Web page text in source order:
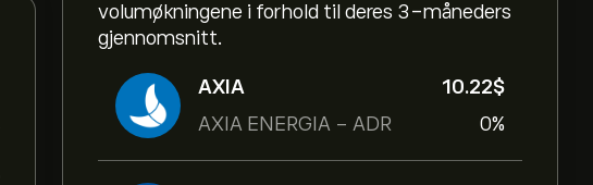
volumøkningene i forhold til deres 3-måneders
gjennomsnitt.
AXIA
AXIA ENERGIA - ADR
10.22‎$‎
0%